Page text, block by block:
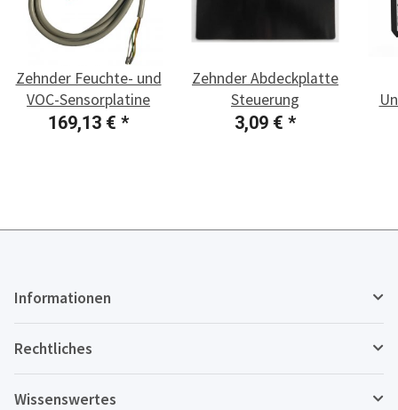
Zehnder Feuchte- und
VOC-Sensorplatine
169,13 € *
Zehnder Abdeckplatte
Steuerung
3,09 € *
Informationen
Rechtliches
Wissenswertes